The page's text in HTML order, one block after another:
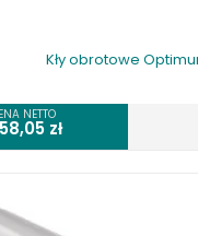
DO BLACHY, PNEUMATYCZNE
BLACHY, MECHANICZNE
BLACHY
WYPOSAŻENIE OPTIMUM
Kły obrotowe
NETTO
zł